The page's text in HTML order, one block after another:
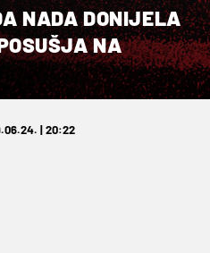
NADA DONIJELA
NA
| 20:22